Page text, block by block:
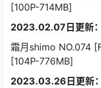
[100P-714MB]
2023.02.07日更新：
霜月shimo NO.074
[104P-776MB]
2023.03.26日更新：